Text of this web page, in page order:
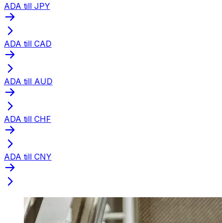
ADA till JPY
ADA till CAD
ADA till AUD
ADA till CHF
ADA till CNY